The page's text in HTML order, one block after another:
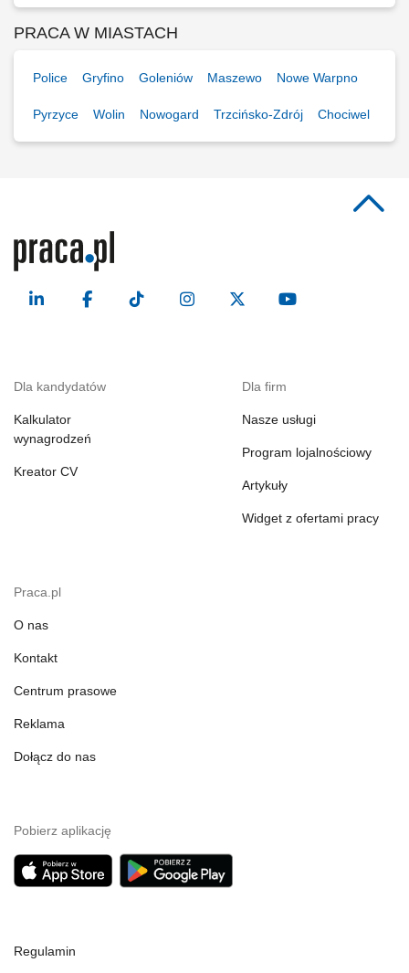
PRACA W MIASTACH
Police Gryfino Goleniów Maszewo Nowe Warpno
Pyrzyce Wolin Nowogard Trzcińsko-Zdrój Chociwel
Dla kandydatów
Kalkulator
wynagrodzeń
Kreator CV
Dla firm
Nasze usługi
Program lojalnościowy
Artykuły
Widget z ofertami pracy
Praca.pl
O nas
Kontakt
Centrum prasowe
Reklama
Dołącz do nas
Pobierz aplikację
Regulamin